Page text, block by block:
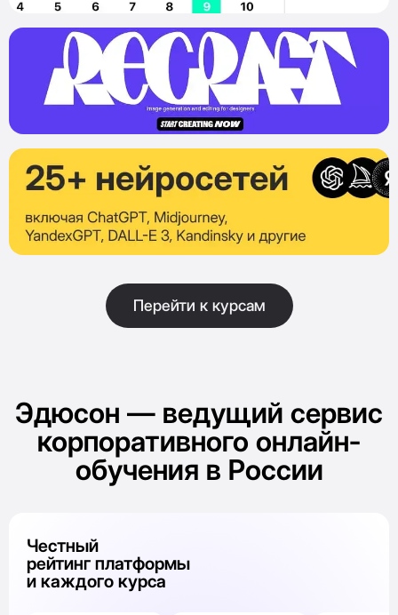
Перейти к курсам
Эдюсон — ведущий сервис
корпоративного онлайн-
обучения в России
Честный
рейтинг платформы
и каждого курса